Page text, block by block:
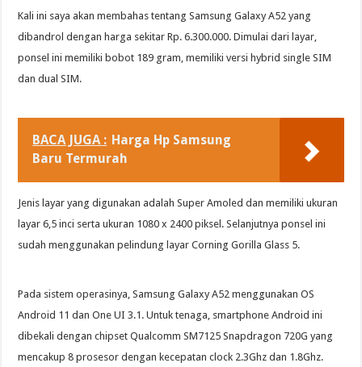
Kali ini saya akan membahas tentang Samsung Galaxy A52 yang
dibandrol dengan harga sekitar Rp. 6.300.000. Dimulai dari layar,
ponsel ini memiliki bobot 189 gram, memiliki versi hybrid single SIM
dan dual SIM.
BACA JUGA : Harga Hp Samsung
Baru Termurah
Jenis layar yang digunakan adalah Super Amoled dan memiliki ukuran
layar 6,5 inci serta ukuran 1080 x 2400 piksel. Selanjutnya ponsel ini
sudah menggunakan pelindung layar Corning Gorilla Glass 5.
Pada sistem operasinya, Samsung Galaxy A52 menggunakan OS
Android 11 dan One UI 3.1. Untuk tenaga, smartphone Android ini
dibekali dengan chipset Qualcomm SM7125 Snapdragon 720G yang
mencakup 8 prosesor dengan kecepatan clock 2.3Ghz dan 1.8Ghz.